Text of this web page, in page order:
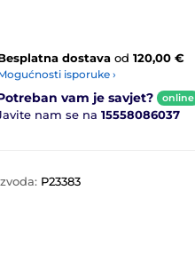
dostava od 120,00 €
isporuke ›
vam je savjet? online
nam se na 15558086037
P23383